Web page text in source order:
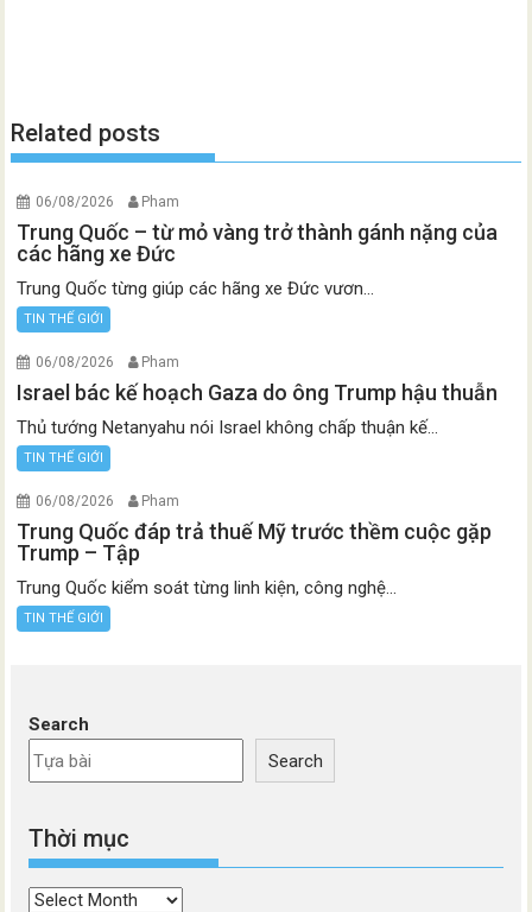
Related posts
06/08/2026 Pham
Trung Quốc – từ mỏ vàng trở thành gánh nặng của
các hãng xe Đức
Trung Quốc từng giúp các hãng xe Đức vươn...
TIN THẾ GIỚI
06/08/2026 Pham
Israel bác kế hoạch Gaza do ông Trump hậu thuẫn
Thủ tướng Netanyahu nói Israel không chấp thuận kế...
TIN THẾ GIỚI
06/08/2026 Pham
Trung Quốc đáp trả thuế Mỹ trước thềm cuộc gặp
Trump – Tập
Trung Quốc kiểm soát từng linh kiện, công nghệ...
TIN THẾ GIỚI
Search
Search
Thời mục
Thời